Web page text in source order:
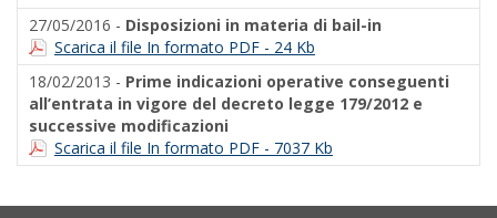
27/05/2016 - Disposizioni in materia di bail-in
Scarica il file In formato PDF - 24 Kb
18/02/2013 - Prime indicazioni operative conseguenti
all’entrata in vigore del decreto legge 179/2012 e
successive modificazioni
Scarica il file In formato PDF - 7037 Kb